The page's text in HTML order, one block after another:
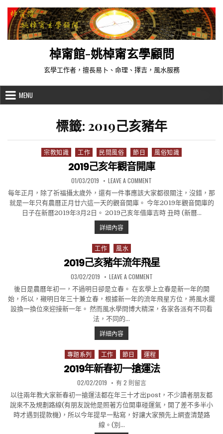
棹甯館-姚棹甯玄學顧問
玄學工作者，擅長易卜、命理、擇吉，風水服務
MENU
標籤: 2019己亥豬年
Posted in
宗教知識 工作 民間風俗 節日 風俗知識
2019己亥年觀音開庫
PUBLISHED DATE:
01/03/2019 LEAVE A COMMENT
每年正月，除了祈福攝太歲外，還有一件事應該大家都很關注，沒錯，那
就是一年只有農曆正月廿六這一天的觀音開庫。 今年2019年觀音開庫的
日子在新曆2019年3月2日。 2019己亥年借庫吉時 丑時 (新曆…
詳細內容2019己亥年觀音開庫
Posted in
工作 風水
2019己亥豬年流年飛星
PUBLISHED DATE:
03/02/2019 LEAVE A COMMENTON 2019己亥豬年流年飛星
後日是農曆年初一，不過明日卻是立春。 在玄學上立春是新一年的開
始，所以，襯明日年三十兼立春，根據新一年的流年飛星方位，將風水擺
設換一換位來迎接新一年。 然而風水學問博大精深，各家各派有不同看
法，不同的…
詳細內容2019己亥豬年流年飛星
Posted in
專題系列 工作 節日 運程
2019年新春初一搶運法
PUBLISHED DATE:
02/02/2019 在〈2019年新春初一搶運法〉中
有 2 則留言
以往兩年教大家新春初一搶運法都在年三十才出post，不少讀者朋友都
說來不及規劃路線(有朋友說他是照著方位開車碰運氣，開了差不多半小
時才遇到提款機)，所以今年提早一點寫，好讓大家預先上網查清楚路
線。(別…